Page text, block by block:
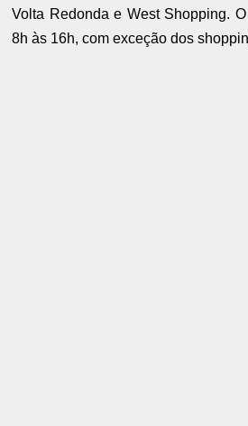
Volta Redonda e West Shopping.
8h às 16h, com exceção dos